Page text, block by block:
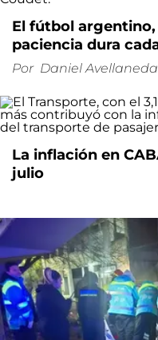
El fútbol
paciencia dura
Por Daniel Avellaneda
La inflación en
julio